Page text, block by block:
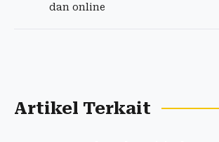
dan online
Artikel Terkait